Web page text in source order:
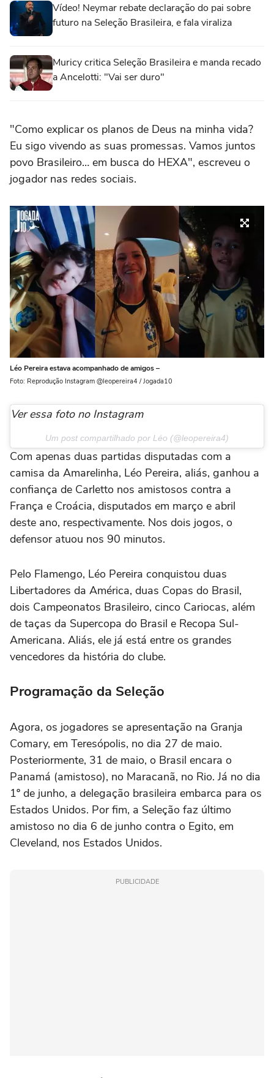
Vídeo! Neymar rebate declaração do pai sobre
futuro na Seleção Brasileira, e fala viraliza
Muricy critica Seleção Brasileira e manda recado
a Ancelotti: "Vai ser duro"
"Como explicar os planos de Deus na minha vida?
Eu sigo vivendo as suas promessas. Vamos juntos
povo Brasileiro… em busca do HEXA", escreveu o
jogador nas redes sociais.
Léo Pereira estava acompanhado de amigos –
Foto: Reprodução Instagram @leopereira4 / Jogada10
Ver essa foto no Instagram
Um post compartilhado por Léo (@leopereira4)
Com apenas duas partidas disputadas com a
camisa da Amarelinha, Léo Pereira, aliás, ganhou a
confiança de Carletto nos amistosos contra a
França e Croácia, disputados em março e abril
deste ano, respectivamente. Nos dois jogos, o
defensor atuou nos 90 minutos.
Pelo Flamengo, Léo Pereira conquistou duas
Libertadores da América, duas Copas do Brasil,
dois Campeonatos Brasileiro, cinco Cariocas, além
de taças da Supercopa do Brasil e Recopa Sul-
Americana. Aliás, ele já está entre os grandes
vencedores da história do clube.
Programação da Seleção
Agora, os jogadores se apresentação na Granja
Comary, em Teresópolis, no dia 27 de maio.
Posteriormente, 31 de maio, o Brasil encara o
Panamá (amistoso), no Maracanã, no Rio. Já no dia
1º de junho, a delegação brasileira embarca para os
Estados Unidos. Por fim, a Seleção faz último
amistoso no dia 6 de junho contra o Egito, em
Cleveland, nos Estados Unidos.
PUBLICIDADE